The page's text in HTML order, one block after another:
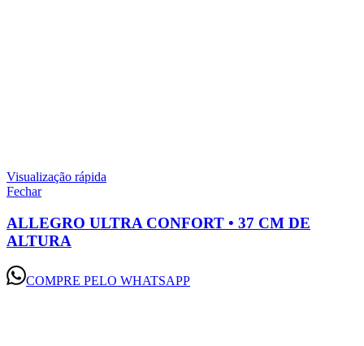
Visualização rápida
Fechar
ALLEGRO ULTRA CONFORT • 37 CM DE
ALTURA
COMPRE PELO WHATSAPP